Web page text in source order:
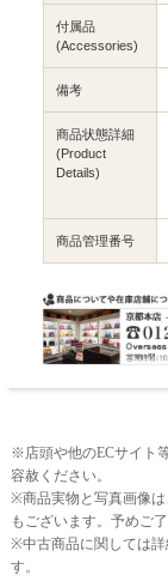
付属品
(Accessories)
備考
商品状態詳細
(Product
Details)
商品管理番号